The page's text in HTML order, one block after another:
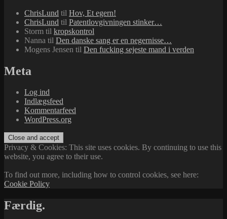
ChrisLund til Hov, Et egern!
ChrisLund til Patentlovgivningen stinker…
Storm til kropskontrol
Nanna til Den danske sang er en negernisse…
Mogens Jensen til Den fucking sejeste mand i verden
Meta
Log ind
Indlægsfeed
Kommentarfeed
WordPress.org
Privacy & Cookies: This site uses cookies. By continuing to use this
website, you agree to their use.
To find out more, including how to control cookies, see here:
Cookie Policy
Færdig.